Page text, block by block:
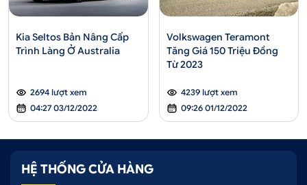
Kia Seltos Bản Nâng Cấp
Trình Làng Ở Australia
2694 lượt xem
04:27 03/12/2022
Volkswagen Teramont
Tăng Giá 150 Triệu Đồng
Từ 2023
4239 lượt xem
09:26 01/12/2022
HỆ THỐNG CỬA HÀNG